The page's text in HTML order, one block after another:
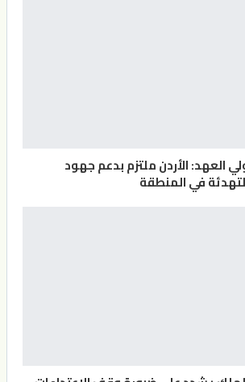
العهد: الأردن ملتزم بدعم جهود
في المنطقة